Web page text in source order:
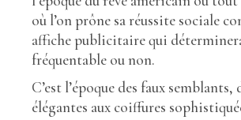
où l’on prône sa réussite sociale
affiche publicitaire qui
fréquentable ou non.
C’est l’époque des faux semblants,
élégantes aux coiffures